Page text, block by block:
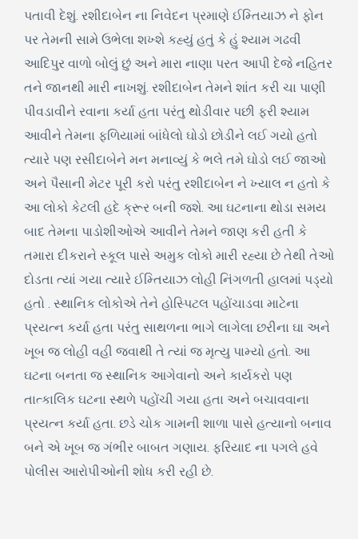
પતાવી દેશું. રશીદાબેન ના નિવેદન પ્રમાણે ઈમ્તિયાઝ ને ફોન
પર તેમની સામે ઉભેલા શખ્શે કહ્યું હતું કે હું શ્યામ ગઢવી
આદિપુર વાળો બોલું છું અને મારા નાણા પરત આપી દેજે નહિતર
તને જાનથી મારી નાખશું. રશીદાબેન તેમને શાંત કરી ચા પાણી
પીવડાવીને રવાના કર્યા હતા પરંતુ થોડીવાર પછી ફરી શ્યામ
આવીને તેમના ફળિયામાં બાંધેલો ઘોડો છોડીને લઈ ગયો હતો
ત્યારે પણ રસીદાબેને મન મનાવ્યું કે ભલે તમે ઘોડો લઈ જાઓ
અને પૈસાની મેટર પૂરી કરો પરંતુ રશીદાબેન ને ખ્યાલ ન હતો કે
આ લોકો કેટલી હદે ક્રૂર બની જશે. આ ઘટનાના થોડા સમય
બાદ તેમના પાડોશીઓએ આવીને તેમને જાણ કરી હતી કે
તમારા દીકરાને સ્કૂલ પાસે અમુક લોકો મારી રહ્યા છે તેથી તેઓ
દોડતા ત્યાં ગયા ત્યારે ઈમ્તિયાઝ લોહી નિંગળતી હાલમાં પડ્યો
હતો . સ્થાનિક લોકોએ તેને હોસ્પિટલ પહોંચાડવા માટેના
પ્રયત્ન કર્યા હતા પરંતુ સાથળના ભાગે લાગેલા છરીના ઘા અને
ખૂબ જ લોહી વહી જવાથી તે ત્યાં જ મૃત્યુ પામ્યો હતો. આ
ઘટના બનતા જ સ્થાનિક આગેવાનો અને કાર્યકરો પણ
તાત્કાલિક ઘટના સ્થળે પહોંચી ગયા હતા અને બચાવવાના
પ્રયત્ન કર્યા હતા. છડે ચોક ગામની શાળા પાસે હત્યાનો બનાવ
બને એ ખૂબ જ ગંભીર બાબત ગણાય. ફરિયાદ ના પગલે હવે
પોલીસ આરોપીઓની શોધ કરી રહી છે.